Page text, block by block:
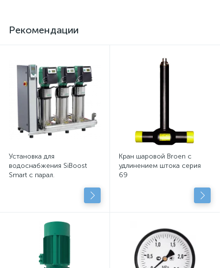
Рекомендации
Установка для
водоснабжения SiBoost
Smart с парал.
центробежными насосами
Кран шаровой Broen с
удлинением штока серия
69